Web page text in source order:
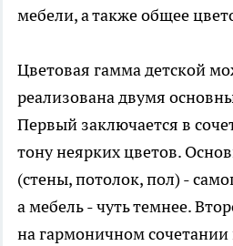
мебели, а также общее
Цветовая гамма детской
реализована двумя
Первый заключается в
тону неярких цветов.
(стены, потолок, пол) -
а мебель - чуть темнее.
на гармоничном сочетании